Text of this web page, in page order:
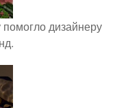
дизайнеру